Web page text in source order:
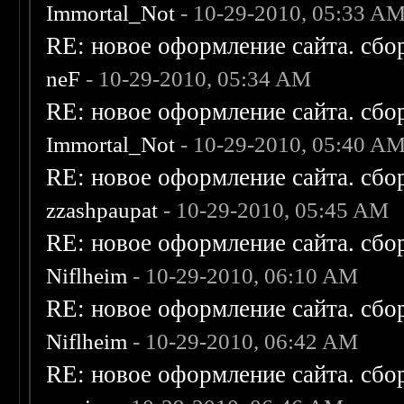
Immortal_Not - 10-29-2010, 05:33
RE: новое оформление сайта.
neF - 10-29-2010, 05:34 AM
RE: новое оформление сайта.
Immortal_Not - 10-29-2010, 05:40
RE: новое оформление сайта.
zzashpaupat - 10-29-2010, 05:45 AM
RE: новое оформление сайта.
Niflheim - 10-29-2010, 06:10 AM
RE: новое оформление сайта.
Niflheim - 10-29-2010, 06:42 AM
RE: новое оформление сайта.